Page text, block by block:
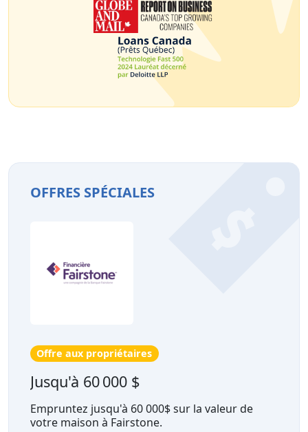
OFFRES SPÉCIALES
Offre aux propriétaires
Jusqu'à 60 000 $
Empruntez jusqu'à 60 000$ sur la valeur de
votre maison à Fairstone.